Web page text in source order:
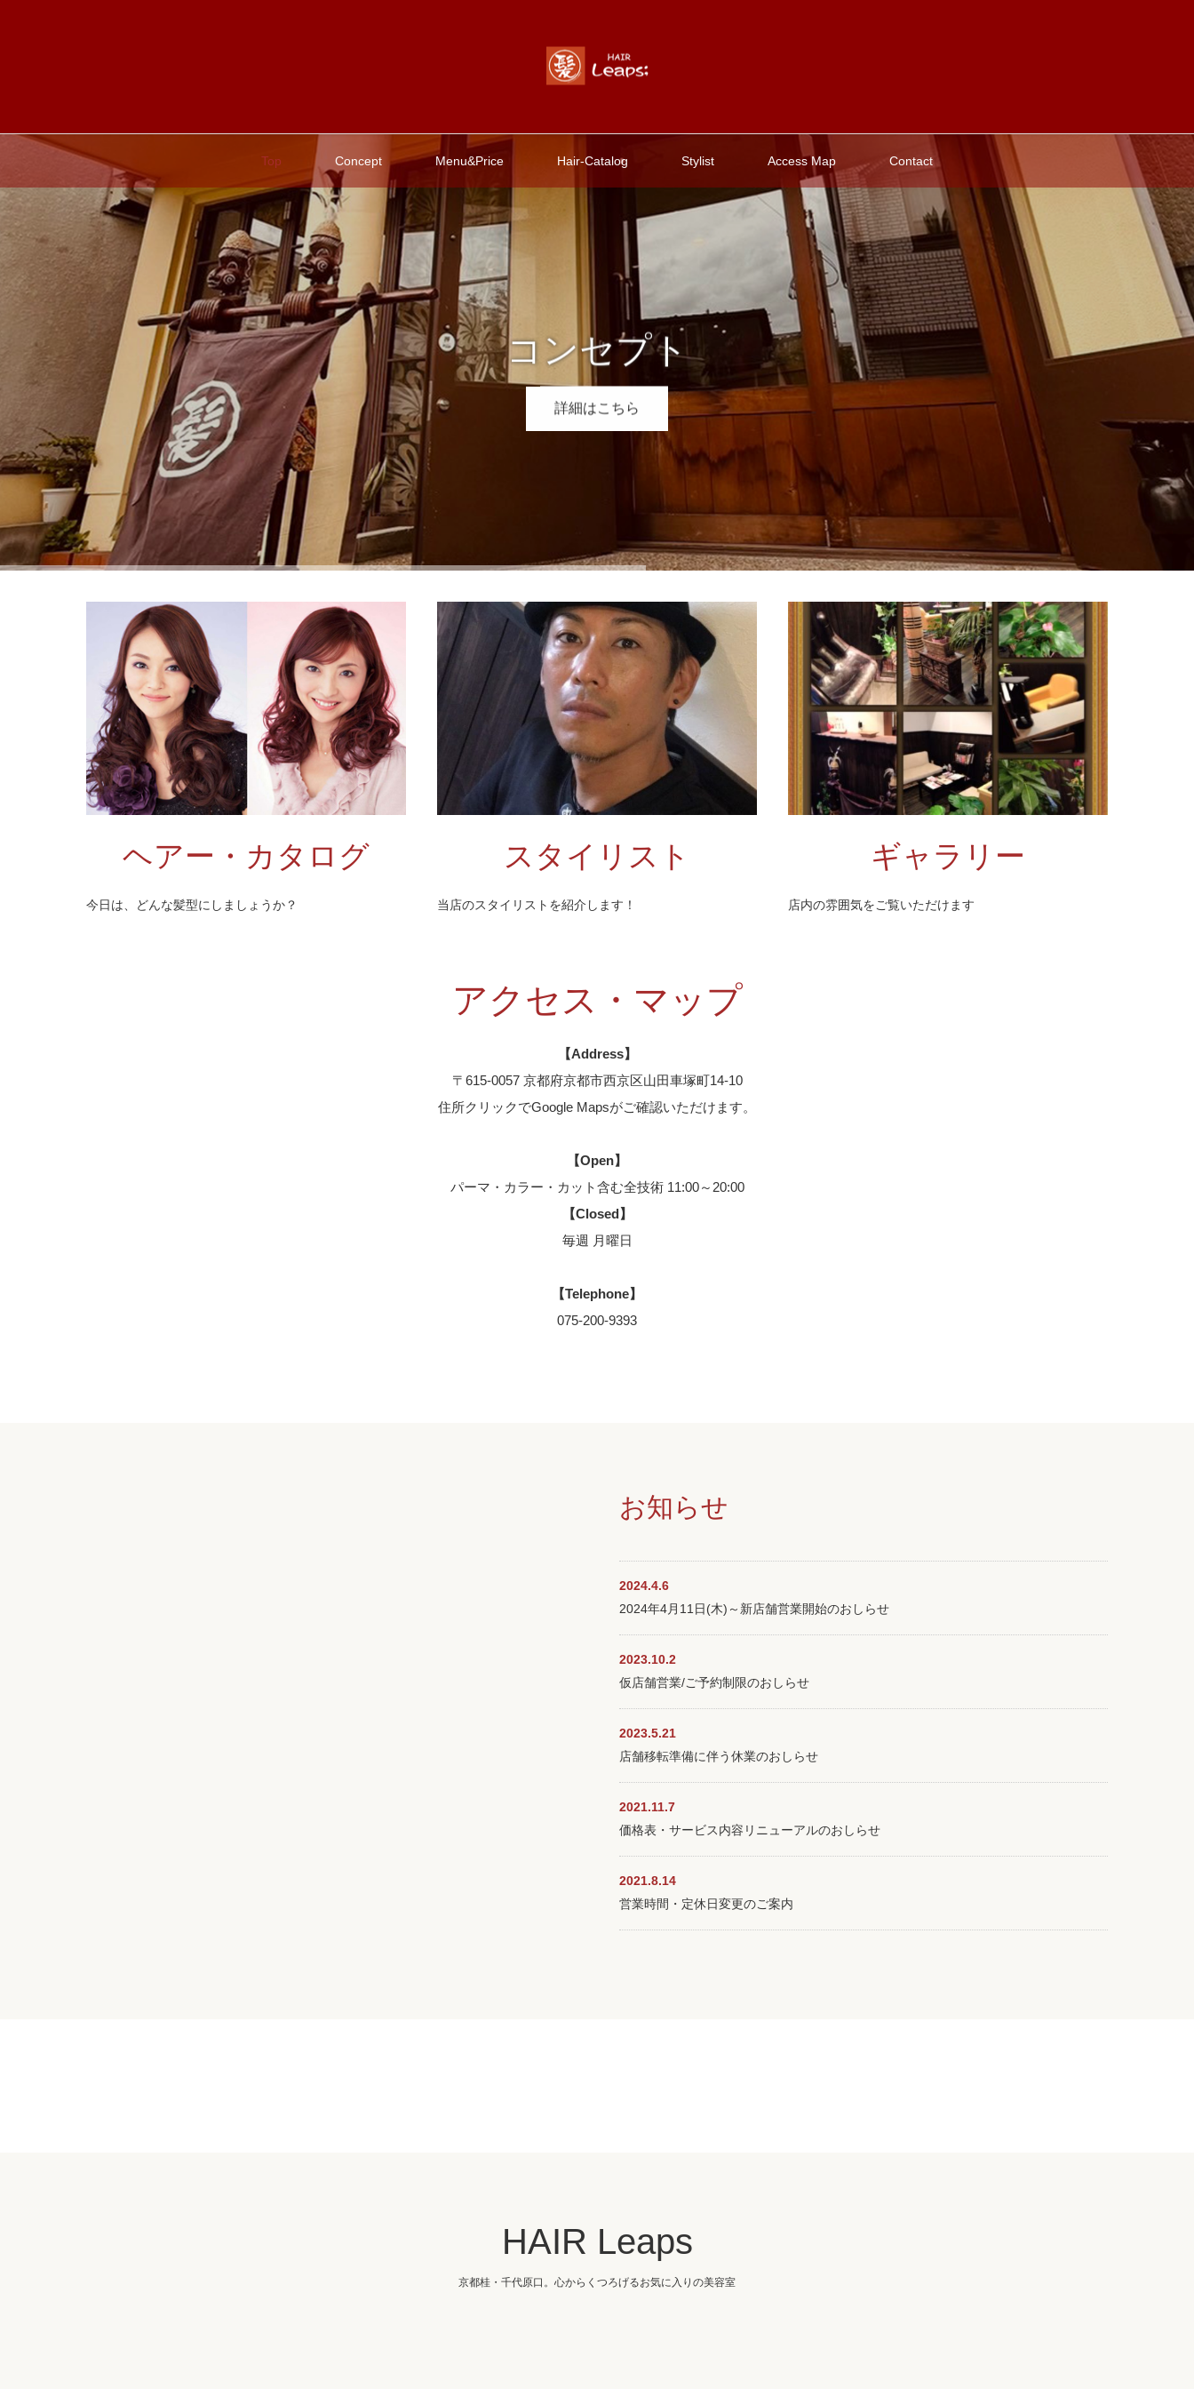
Top Concept Menu&Price Hair-Catalog Stylist Access Map Contact
コンセプト
詳細はこちら
ヘアー・カタログ
今日は、どんな髪型にしましょうか？
スタイリスト
当店のスタイリストを紹介します！
ギャラリー
店内の雰囲気をご覧いただけます
アクセス・マップ
【Address】
〒615-0057 京都府京都市西京区山田車塚町14-10
住所クリックでGoogle Mapsがご確認いただけます。
【Open】
パーマ・カラー・カット含む全技術 11:00～20:00
【Closed】
毎週 月曜日
【Telephone】
075-200-9393
お知らせ
2024.4.6
2024年4月11日(木)～新店舗営業開始のおしらせ
2023.10.2
仮店舗営業/ご予約制限のおしらせ
2023.5.21
店舗移転準備に伴う休業のおしらせ
2021.11.7
価格表・サービス内容リニューアルのおしらせ
2021.8.14
営業時間・定休日変更のご案内
HAIR Leaps
京都桂・千代原口。心からくつろげるお気に入りの美容室